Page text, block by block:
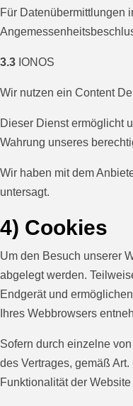
Für Datenübermittlungen
3.3 IONOS
Wir nutzen ein Content
Dieser Dienst ermöglicht
Wahrung unseres
Wir haben mit dem
untersagt.
4) Cookies
Um den Besuch unserer
abgelegt werden.
Endgerät und
Ihres Webbrowsers
Sofern durch einzelne
des Vertrages, gemäß
Funktionalität der